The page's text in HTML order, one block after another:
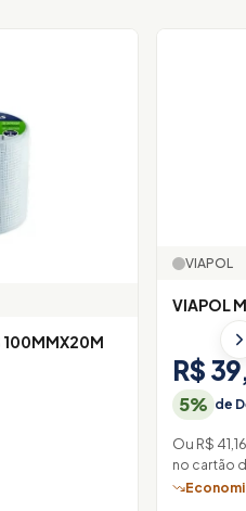
100MMX20M
VIAPOL
VIAPOL
R$
5% de
Ou R$
no cartão